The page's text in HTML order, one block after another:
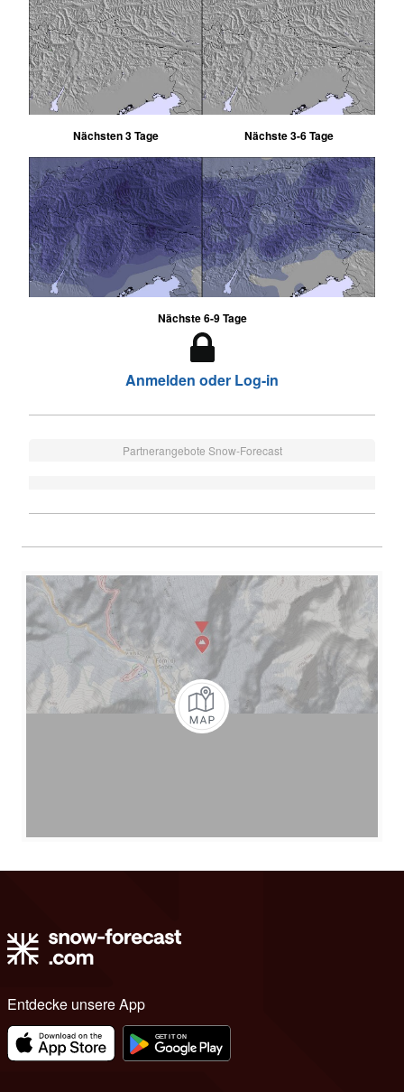
Nächsten 3 Tage Nächste 3-6 Tage
Nächste 6-9 Tage
Anmelden oder Log-in
Partnerangebote Snow-Forecast
Entdecke unsere App